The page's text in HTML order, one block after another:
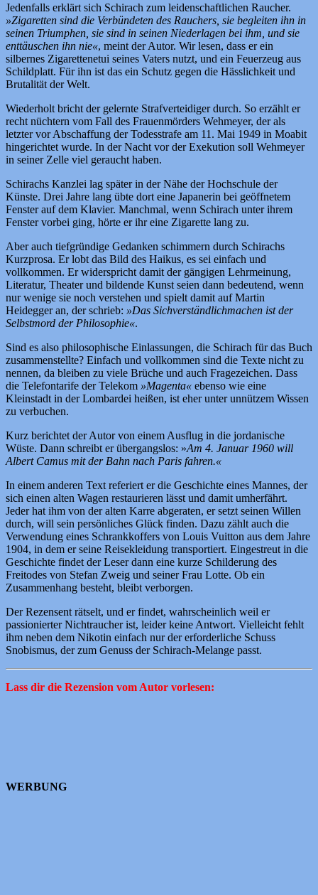
Jedenfalls erklärt sich Schirach zum leidenschaftlichen Raucher.
»Zigaretten sind die Verbündeten des Rauchers, sie begleiten ihn in
seinen Triumphen, sie sind in seinen Niederlagen bei ihm, und sie
enttäuschen ihn nie«, meint der Autor. Wir lesen, dass er ein
silbernes Zigarettenetui seines Vaters nutzt, und ein Feuerzeug aus
Schildplatt. Für ihn ist das ein Schutz gegen die Hässlichkeit und
Brutalität der Welt.
Wiederholt bricht der gelernte Strafverteidiger durch. So erzählt er
recht nüchtern vom Fall des Frauenmörders Wehmeyer, der als
letzter vor Abschaffung der Todesstrafe am 11. Mai 1949 in Moabit
hingerichtet wurde. In der Nacht vor der Exekution soll Wehmeyer
in seiner Zelle viel geraucht haben.
Schirachs Kanzlei lag später in der Nähe der Hochschule der
Künste. Drei Jahre lang übte dort eine Japanerin bei geöffnetem
Fenster auf dem Klavier. Manchmal, wenn Schirach unter ihrem
Fenster vorbei ging, hörte er ihr eine Zigarette lang zu.
Aber auch tiefgründige Gedanken schimmern durch Schirachs
Kurzprosa. Er lobt das Bild des Haikus, es sei einfach und
vollkommen. Er widerspricht damit der gängigen Lehrmeinung,
Literatur, Theater und bildende Kunst seien dann bedeutend, wenn
nur wenige sie noch verstehen und spielt damit auf Martin
Heidegger an, der schrieb: »Das Sichverständlichmachen ist der
Selbstmord der Philosophie«.
Sind es also philosophische Einlassungen, die Schirach für das Buch
zusammenstellte? Einfach und vollkommen sind die Texte nicht zu
nennen, da bleiben zu viele Brüche und auch Fragezeichen. Dass
die Telefontarife der Telekom »Magenta« ebenso wie eine
Kleinstadt in der Lombardei heißen, ist eher unter unnützem Wissen
zu verbuchen.
Kurz berichtet der Autor von einem Ausflug in die jordanische
Wüste. Dann schreibt er übergangslos: »Am 4. Januar 1960 will
Albert Camus mit der Bahn nach Paris fahren.«
In einem anderen Text referiert er die Geschichte eines Mannes, der
sich einen alten Wagen restaurieren lässt und damit umherfährt.
Jeder hat ihm von der alten Karre abgeraten, er setzt seinen Willen
durch, will sein persönliches Glück finden. Dazu zählt auch die
Verwendung eines Schrankkoffers von Louis Vuitton aus dem Jahre
1904, in dem er seine Reisekleidung transportiert. Eingestreut in die
Geschichte findet der Leser dann eine kurze Schilderung des
Freitodes von Stefan Zweig und seiner Frau Lotte. Ob ein
Zusammenhang besteht, bleibt verborgen.
Der Rezensent rätselt, und er findet, wahrscheinlich weil er
passionierter Nichtraucher ist, leider keine Antwort. Vielleicht fehlt
ihm neben dem Nikotin einfach nur der erforderliche Schuss
Snobismus, der zum Genuss der Schirach-Melange passt.
Lass dir die Rezension vom Autor vorlesen:
WERBUNG